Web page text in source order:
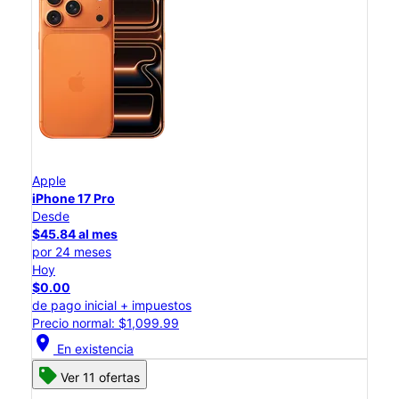
Apple
iPhone 17 Pro
Desde
$45.84 al mes
por 24 meses
Hoy
$0.00
de pago inicial + impuestos
Precio normal: $1,099.99
location_on En existencia
Ver 11 ofertas